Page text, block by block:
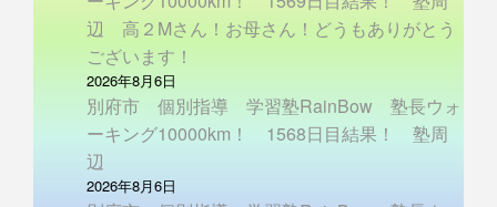
辺 高２Mさん！お母さん！どうもありがとう
ございます！
2026年8月6日
別府市 個別指導 学習塾RainBow 塾長ウォ
ーキング10000km！ 1568日目結果！ 塾周
辺
2026年8月6日